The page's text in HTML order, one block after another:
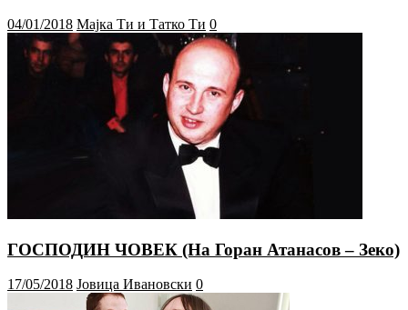
04/01/2018 Мајка Ти и Татко Ти 0
ГОСПОДИН ЧОВЕК (На Горан Атанасов – Зеко)
17/05/2018 Јовица Ивановски 0